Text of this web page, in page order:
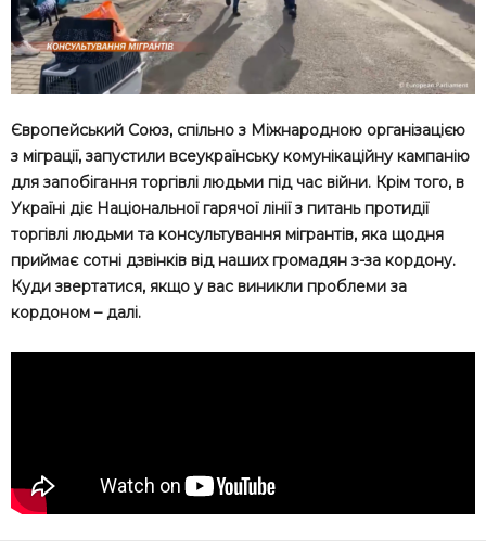
Європейський Союз, спільно з Міжнародною організацією
з міграції, запустили всеукраїнську комунікаційну кампанію
для запобігання торгівлі людьми під час війни. Крім того, в
Україні діє Національної гарячої лінії з питань протидії
торгівлі людьми та консультування мігрантів, яка щодня
приймає сотні дзвінків від наших громадян з-за кордону.
Куди звертатися, якщо у вас виникли проблеми за
кордоном – далі.